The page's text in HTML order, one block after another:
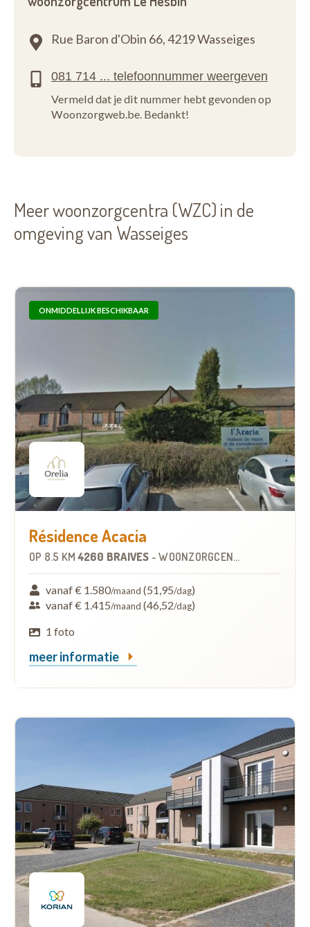
Rue Baron d'Obin 66,4219 Wasseiges
Vermeld dat je dit nummer hebt gevonden op
Woonzorgweb.be. Bedankt!
Meer woonzorgcentra (WZC) in de
omgeving van Wasseiges
ONMIDDELLIJK BESCHIKBAAR
Résidence Acacia
OP 8.5 KM 4260 BRAIVES -WOONZORGCENTRUM (WZC)
vanaf € 1.580/maand (51,95/dag)
vanaf € 1.415/maand (46,52/dag)
1 foto
meer informatie